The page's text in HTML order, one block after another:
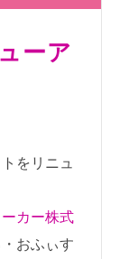
ーア
をリニュ
カー株式
おふぃす